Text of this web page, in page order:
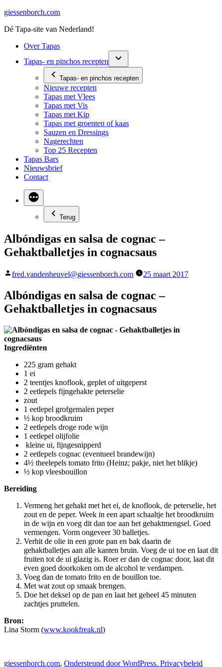
Ga
de
giessenborch.com
Dé Tapa-site van Nederland!
Over Tapas
Tapas- en pinchos recepten
Tapas- en pinchos recepten
Nieuwe recepten
Tapas met Vlees
Tapas met Vis
Tapas met Kip
Tapas met groenten of kaas
Sauzen en Dressings
Nagerechten
Top 25 Recepten
Tapas Bars
Nieuwsbrief
Contact
Terug
Albóndigas en salsa de cognac –
Gehaktballetjes in cognacsaus
Geplaatst
fred.vandenheuvel@giessenborch.com 25 maart 2017
Albóndigas en salsa de cognac –
Gehaktballetjes in cognacsaus
Ingrediënten
225 gram gehakt
1 ei
2 teentjes knoflook, geplet of uitgeperst
2 eetlepels fijngehakte peterselie
zout
1 eetlepel grofgemalen peper
½ kop broodkruim
2 eetlepels droge rode wijn
1 eetlepel olijfolie
kleine ui, fijngesnipperd
2 eetlepels cognac (eventueel brandewijn)
4½ theelepels tomato frito (Heinz; pakje, niet het blikje)
½ kop vleesbouillon
Bereiding
Vermeng het gehakt met het ei, de knoflook, de peterselie, het
zout en de peper. Week in een apart schaaltje het broodkruim
in de wijn en voeg dit dan toe aan het gehaktmengsel. Goed
vermengen. Vorm ongeveer 30 balletjes.
Verhit de olie in een grote pan en bak daarin de
gehaktballetjes aan alle kanten bruin. Voeg de ui toe en laat dit
fruiten tot de ui glazig is. Roer er dan de cognac door, laat dit
even goed doorkoken om de alcohol te verdampen.
Voeg dan de tomato frito en de bouillon toe.
Met wat zout op smaak brengen.
Doe het deksel op de pan en laat het geheel 45 minuten
zachtjes pruttelen.
Bron:
Lina Storm (www.kookfreak.nl)
giessenborch.com, Ondersteund door WordPress. Privacybeleid